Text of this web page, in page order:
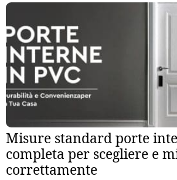
Misure standard porte
completa per scegliere e
correttamente